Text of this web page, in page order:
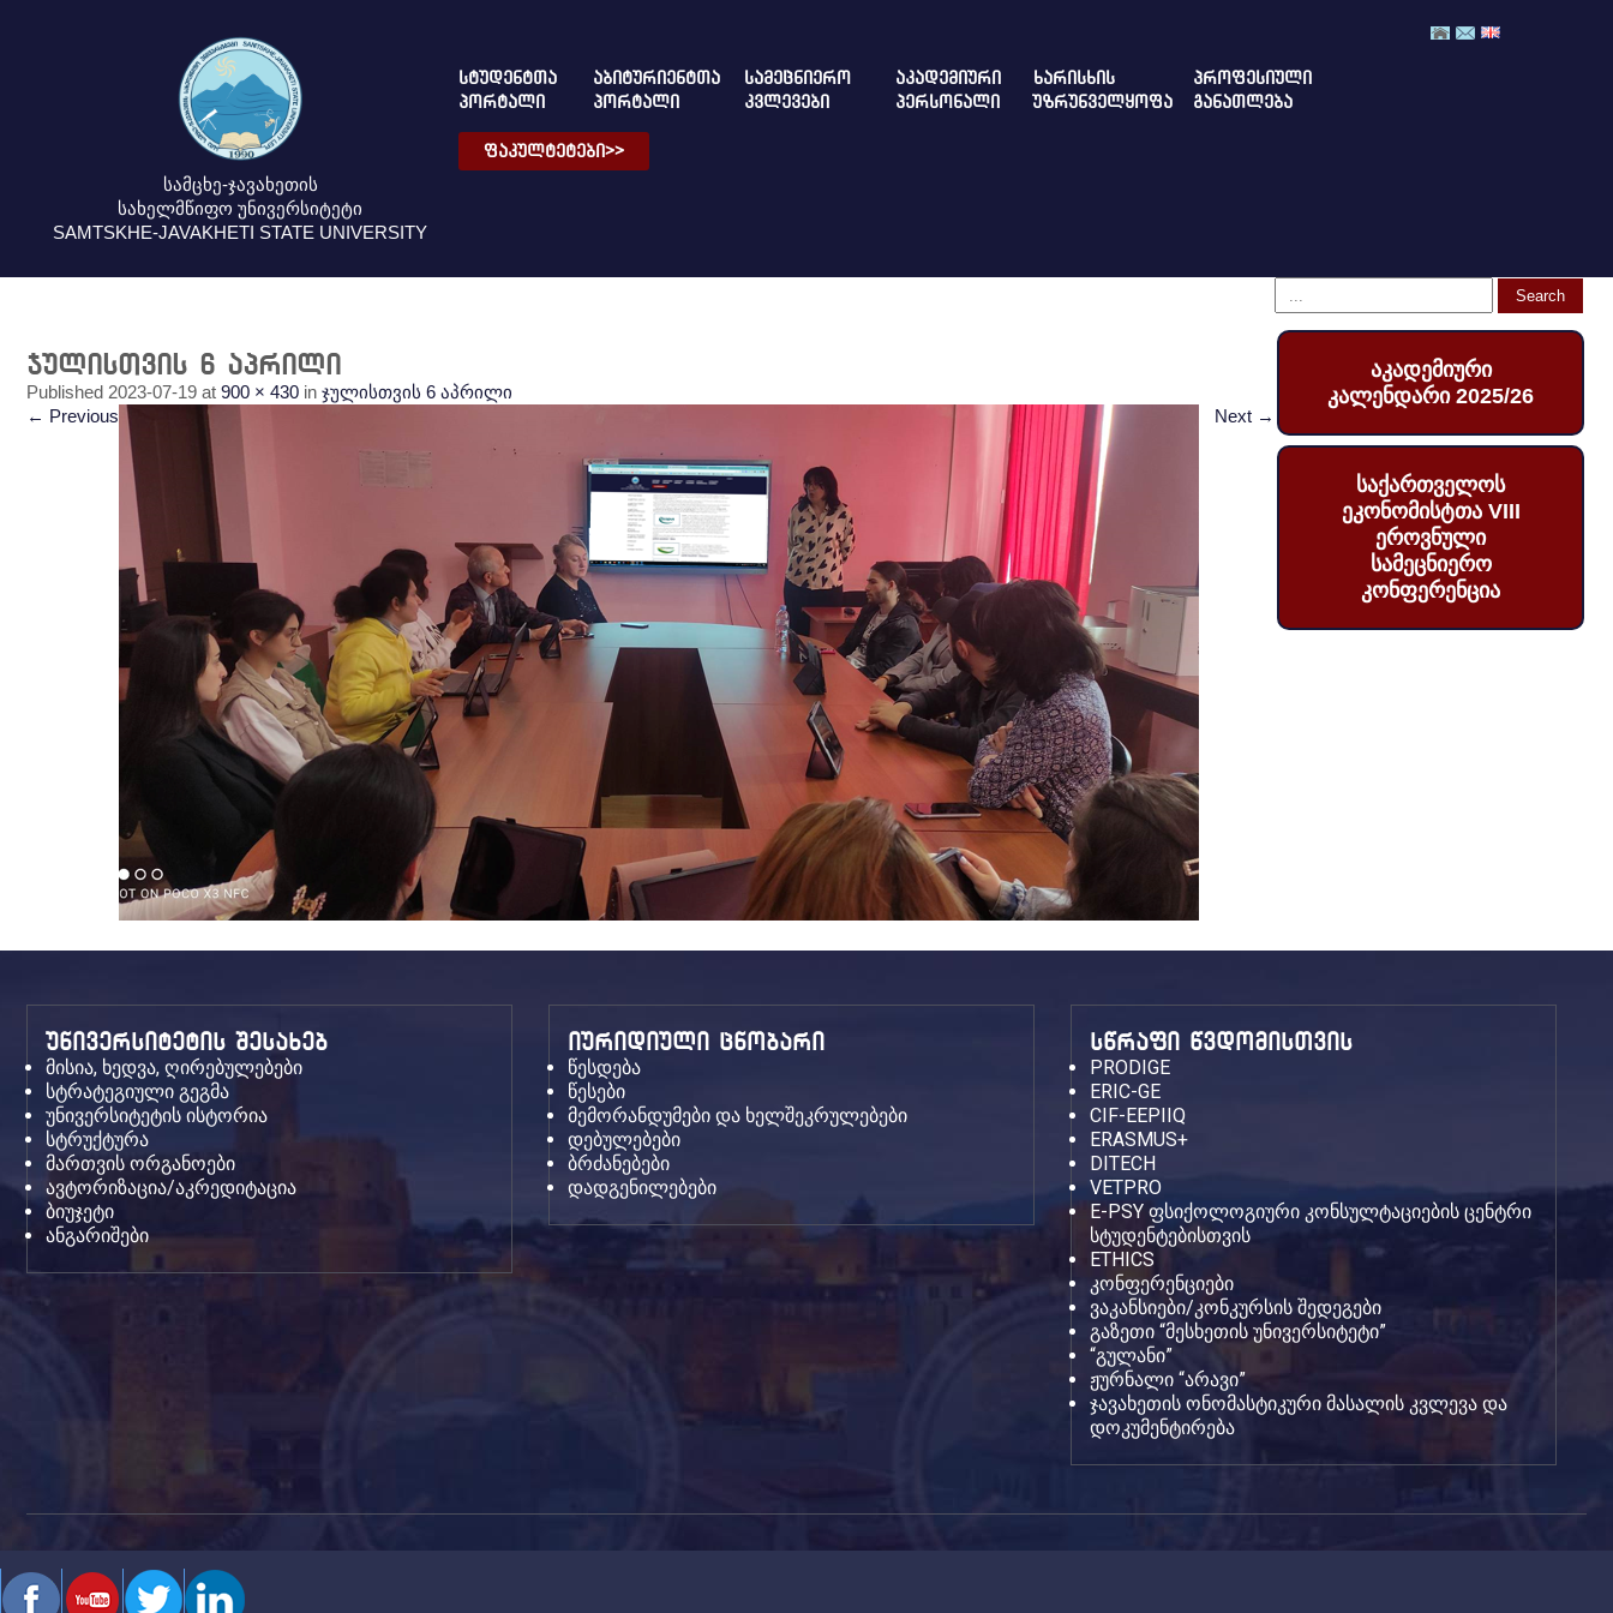
სამცხე-ჯავახეთის
სახელმწიფო უნივერსიტეტი
SAMTSKHE-JAVAKHETI STATE UNIVERSITY
ᲡᲢᲣᲓᲔᲜᲢᲗᲐ
ᲞᲝᲠᲢᲐᲚᲘ
ᲐᲑᲘᲢᲣᲠᲘᲔᲜᲢᲗᲐ
ᲞᲝᲠᲢᲐᲚᲘ
ᲡᲐᲛᲔᲪᲜᲘᲔᲠᲝ
ᲙᲕᲚᲔᲕᲔᲑᲘ
ᲐᲙᲐᲓᲔᲛᲘᲣᲠᲘ
ᲞᲔᲠᲡᲝᲜᲐᲚᲘ
ᲮᲐᲠᲘᲡᲮᲘᲡ
ᲣᲖᲠᲣᲜᲕᲔᲚᲧᲝᲤᲐ
ᲞᲠᲝᲤᲔᲡᲘᲣᲚᲘ
ᲒᲐᲜᲐᲗᲚᲔᲑᲐ
ᲤᲐᲙᲣᲚᲢᲔᲢᲔᲑᲘ>>
ჯულისთვის 6 აპრილი
Published 2023-07-19 at 900 × 430 in ჯულისთვის 6 აპრილი
← Previous Next →
აკადემიური
კალენდარი 2025/26
საქართველოს
ეკონომისტთა VIII
ეროვნული
სამეცნიერო
კონფერენცია
უნივერსიტეტის შესახებ
მისია, ხედვა, ღირებულებები
სტრატეგიული გეგმა
უნივერსიტეტის ისტორია
სტრუქტურა
მართვის ორგანოები
ავტორიზაცია/აკრედიტაცია
ბიუჯეტი
ანგარიშები
იურიდიული ცნობარი
წესდება
წესები
მემორანდუმები და ხელშეკრულებები
დებულებები
ბრძანებები
დადგენილებები
სწრაფი წვდომისთვის
PRODIGE
ERIC-GE
CIF-EEPIIQ
ERASMUS+
DITECH
VETPRO
E-PSY ფსიქოლოგიური კონსულტაციების ცენტრი
სტუდენტებისთვის
ETHICS
კონფერენციები
ვაკანსიები/კონკურსის შედეგები
გაზეთი “მესხეთის უნივერსიტეტი”
“გულანი”
ჟურნალი “არავი”
ჯავახეთის ონომასტიკური მასალის კვლევა და
დოკუმენტირება